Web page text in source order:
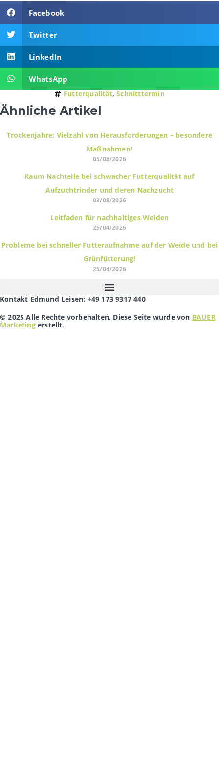
Facebook
Twitter
LinkedIn
WhatsApp
Futterqualität,Schnitttermin
Ähnliche Artikel
Trockenjahre: Vielzahl von Herausforderungen – besondere
Maßnahmen!
05/08/2026
Kaum Nachteile bei schwacher Futterqualität auf
Aufzuchtrinder und deren Nachzucht
03/08/2026
Leitfaden für nachhaltiges Weiden
25/04/2026
Probleme bei schneller Futteraufnahme auf der Weide und bei
Grünfütterung!
25/04/2026
Kontakt Edmund Leisen: +49 173 9317 440
© 2025 Alle Rechte vorbehalten. Diese Seite wurde von BAUER
Marketingerstellt.